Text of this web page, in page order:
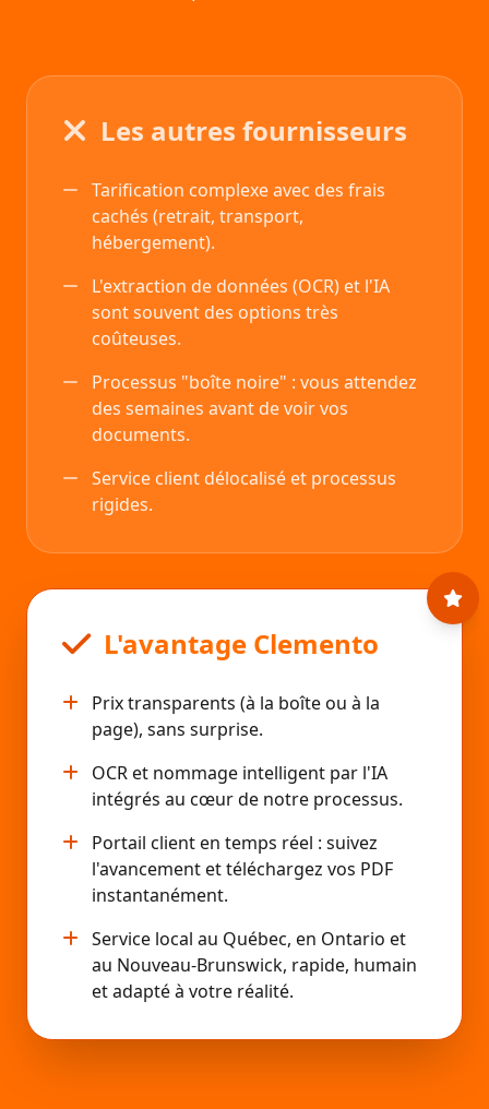
Les autres fournisseurs
Tarification complexe avec des frais
cachés (retrait, transport,
hébergement).
L'extraction de données (OCR) et l'IA
sont souvent des options très
coûteuses.
Processus "boîte noire" : vous attendez
des semaines avant de voir vos
documents.
Service client délocalisé et processus
rigides.
L'avantage Clemento
Prix transparents (à la boîte ou à la
page), sans surprise.
OCR et nommage intelligent par l'IA
intégrés au cœur de notre processus.
Portail client en temps réel : suivez
l'avancement et téléchargez vos PDF
instantanément.
Service local au Québec, en Ontario et
au Nouveau-Brunswick, rapide, humain
et adapté à votre réalité.